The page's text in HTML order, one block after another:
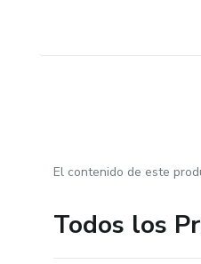
El contenido de este
Todos los